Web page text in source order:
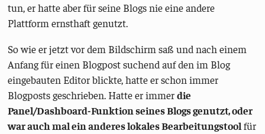
tun, er hatte aber für seine Blogs nie eine andere
Plattform ernsthaft genutzt.
So wie er jetzt vor dem Bildschirm saß und nach einem
Anfang für einen Blogpost suchend auf den im Blog
eingebauten Editor blickte, hatte er schon immer
Blogposts geschrieben. Hatte er immerdie
Panel/Dashboard-Funktion seines Blogs genutzt, oder
war auch mal ein anderes lokales Bearbeitungstool für